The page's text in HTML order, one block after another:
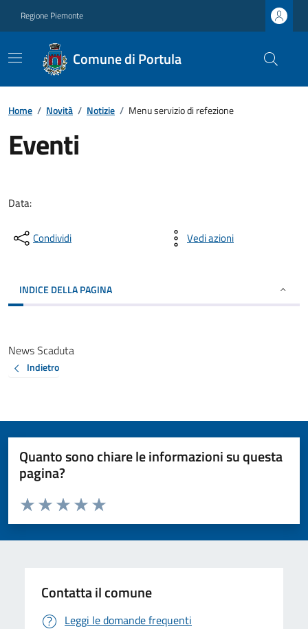
Regione Piemonte
Comune di Portula
Home / Novità / Notizie / Menu servizio di refezione
Eventi
Data:
Condividi Vedi azioni
INDICE DELLA PAGINA
News Scaduta
Indietro
Quanto sono chiare le informazioni su questa
pagina?
Valuta da 1 a 5 stelle la pagina
Valuta 5 stelle su 5
Valuta 4 stelle su 5
Valuta 3 stelle su 5
Valuta 2 stelle su 5
Valuta 1 stelle su 5
Contatta il comune
Leggi le domande frequenti